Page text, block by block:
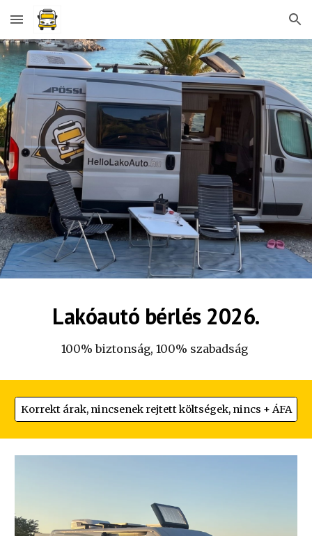
Skip to main content Skip to navigation
Lakóautó bérlés 2026.
100% biztonság, 100% szabadság
Korrekt árak, nincsenek rejtett költségek, nincs + ÁFA